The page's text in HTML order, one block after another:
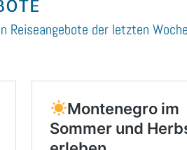
Reiseangebote der letzten